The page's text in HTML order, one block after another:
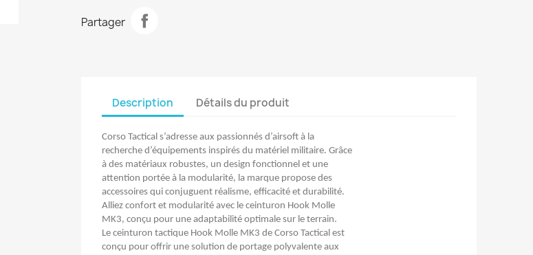
Partager
Description Détails du produit
Corso Tactical s’adresse aux passionnés d’airsoft à la
recherche d’équipements inspirés du matériel militaire. Grâce
à des matériaux robustes, un design fonctionnel et une
attention portée à la modularité, la marque propose des
accessoires qui conjuguent réalisme, efficacité et durabilité.
Alliez confort et modularité avec le ceinturon Hook Molle
MK3, conçu pour une adaptabilité optimale sur le terrain.
Le ceinturon tactique Hook Molle MK3 de Corso Tactical est
conçu pour offrir une solution de portage polyvalente aux